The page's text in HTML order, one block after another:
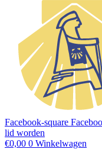
Facebook-square
lid worden
€0,00 0 Winkelwagen